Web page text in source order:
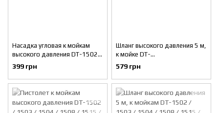
Насадка угловая к мойкам
высокого давления DT-1502 /
1503 / 1504 / 1508 / 1515 /
1517 / WT-1509 INTERTOOL
DT-1543
399 грн
Шланг высокого давления 5 м,
к мойке DT-
1502/1503/1504/1508/1515/
1517/WT-1509, макс. 170 бар
INTERTOOL DT-1545
579 грн